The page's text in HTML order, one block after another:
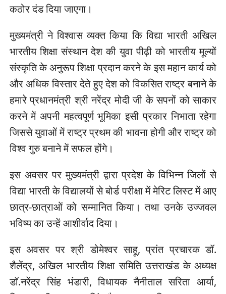
कठोर दंड दिया जाएगा।
मुख्यमंत्री ने विश्वास व्यक्त किया कि विद्या भारती अखिल
भारतीय शिक्षा संस्थान देश की युवा पीढ़ी को भारतीय मूल्यों
संस्कृति के अनुरूप शिक्षा प्रदान करने के इस महान कार्य को
और अधिक विस्तार देते हुए देश को विकसित राष्ट्र बनाने के
हमारे प्रधानमंत्री श्री नरेंद्र मोदी जी के सपनों को साकार
करने में अपनी महत्वपूर्ण भूमिका इसी प्रकार निभाता रहेगा
जिससे युवाओं में राष्ट्र प्रथम की भावना होगी और राष्ट्र को
विश्व गुरु बनाने में सफल होंगे।
इस अवसर पर मुख्यमंत्री द्वारा प्रदेश के विभिन्न जिलों से
विद्या भारती के विद्यालयों से बोर्ड परीक्षा में मेरिट लिस्ट में आए
छात्र-छात्राओं को सम्मानित किया। तथा उनके उज्जवल
भविष्य का उन्हें आशीर्वाद दिया।
इस अवसर पर श्री डोमेश्वर साहू, प्रांत प्रचारक डॉ.
शैलेंद्र, अखिल भारतीय शिक्षा समिति उत्तराखंड के अध्यक्ष
डॉ.नरेंद्र सिंह भंडारी, विधायक नैनीताल सरिता आर्या,